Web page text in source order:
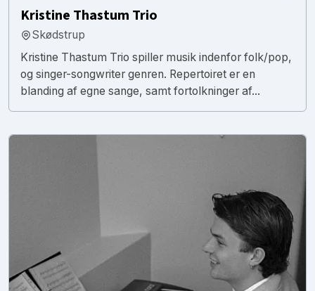
Kristine Thastum Trio
Skødstrup
Kristine Thastum Trio spiller musik indenfor folk/pop,
og singer-songwriter genren. Repertoiret er en
blanding af egne sange, samt fortolkninger af...